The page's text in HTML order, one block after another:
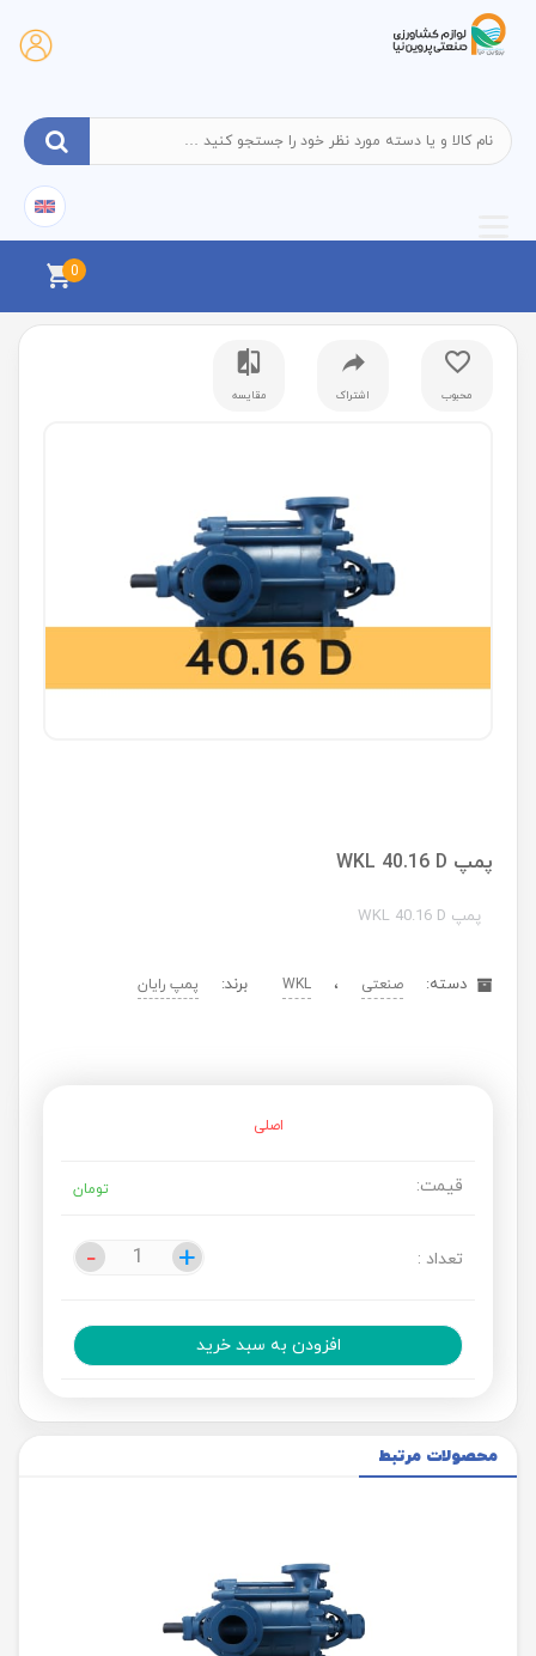
0
محبوب اشتراک مقایسه
پمپ WKL 40.16 D
پمپ WKL 40.16 D
دسته: صنعتی ، WKL برند: پمپ رایان
اصلی
قیمت: تومان
تعداد : +
- +
-
افزودن به سبد خرید
محصولات مرتبط